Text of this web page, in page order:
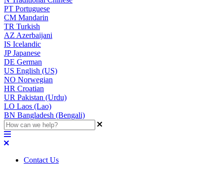
PT Portuguese
CM Mandarin
TR Turkish
AZ Azerbaijani
IS Icelandic
JPJapanese
DE German
US English (US)
NO Norwegian
HR Croatian
UR Pakistan (Urdu)
LO Laos (Lao)
BN Bangladesh (Bengali)
Contact Us